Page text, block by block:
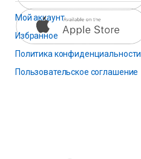
Мой аккаунт
Избранное
Политика конфиденциальности
Пользовательское соглашение